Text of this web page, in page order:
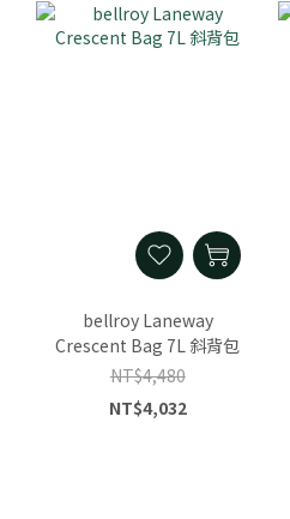
bellroy Laneway
Crescent Bag 7L 斜背包
NT$4,480
NT$4,032